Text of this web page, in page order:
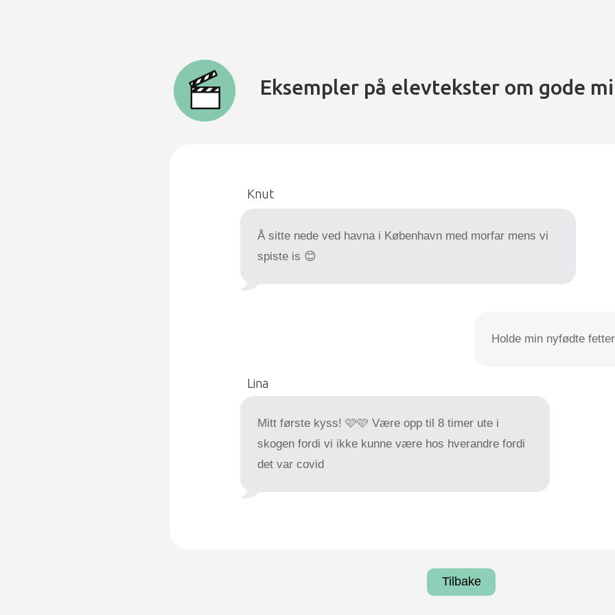
Eksempler på elevtekster om gode
Knut
Å sitte nede ved havna i København med morfar mens vi
spiste is 😊
Holde min nyfødte
Lina
Mitt første kyss! 🩷🩷 Være opp til 8 timer ute i
skogen fordi vi ikke kunne være hos hverandre fordi
det var covid
Tilbake